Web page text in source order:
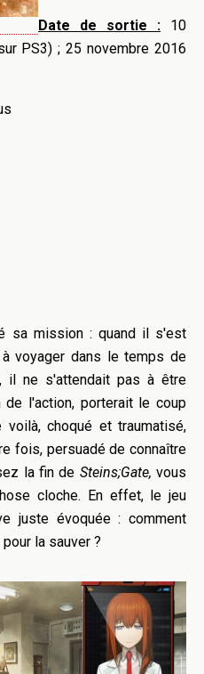
Date de sortie : 10
PS3); 25 novembre 2016
sa mission : quand il s'est
voyager dans le temps de
il ne s'attendait pas à être
l'action, porterait le coup
voilà, choqué et traumatisé,
fois, persuadé de connaître
la fin de Steins;Gate, vous
cloche. En effet, le jeu
juste évoquée : comment
la sauver ?